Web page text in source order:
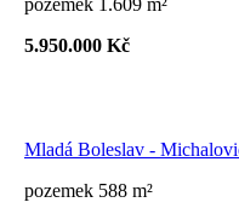
5.950.000 Kč
Mladá Boleslav -
pozemek 588 m²